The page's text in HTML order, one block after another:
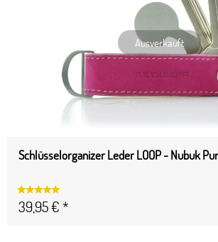
Ausverkauft
Schlüsselorganizer Leder LOOP - Nubuk
39,95 € *